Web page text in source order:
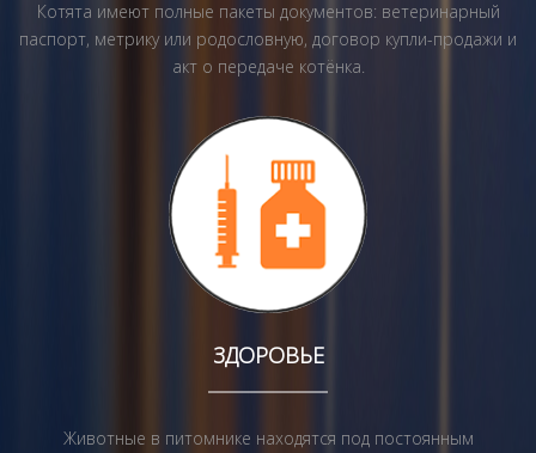
Котята имеют полные пакеты документов: ветеринарный
паспорт, метрику или родословную, договор купли-продажи и
акт о передаче котёнка.
ЗДОРОВЬЕ
Животные в питомнике находятся под постоянным